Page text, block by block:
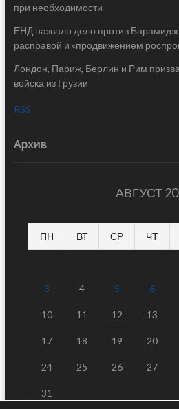
при необходимости
ЕНД назвало дело против
расправой и «продвижением
Лондон, Париж, Берлин и Рим
войска из Грузии
RSS
Архив
АВГУСТ
ПН ВТ СР ЧТ
3 4 5 6
10 11 12 13
17 18 19 20
24 25 26 27
31